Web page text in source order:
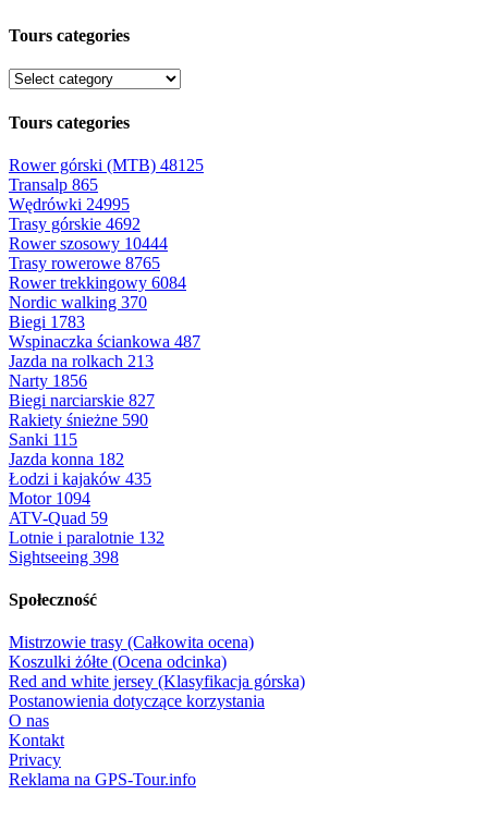
Tours categories
Tours categories
Rower górski (MTB) 48125
Transalp 865
Wędrówki 24995
Trasy górskie 4692
Rower szosowy 10444
Trasy rowerowe 8765
Rower trekkingowy 6084
Nordic walking 370
Biegi 1783
Wspinaczka ściankowa 487
Jazda na rolkach 213
Narty 1856
Biegi narciarskie 827
Rakiety śnieżne 590
Sanki 115
Jazda konna 182
Łodzi i kajaków 435
Motor 1094
ATV-Quad 59
Lotnie i paralotnie 132
Sightseeing 398
Społeczność
Mistrzowie trasy (Całkowita ocena)
Koszulki żółte (Ocena odcinka)
Red and white jersey (Klasyfikacja górska)
Postanowienia dotyczące korzystania
O nas
Kontakt
Privacy
Reklama na GPS-Tour.info